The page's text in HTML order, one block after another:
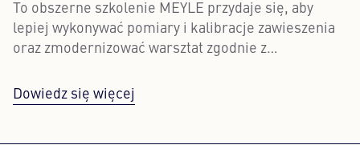
To obszerne szkolenie MEYLE przydaje się, aby
lepiej wykonywać pomiary i kalibracje zawieszenia
oraz zmodernizować warsztat zgodnie z
Dowiedz się więcej